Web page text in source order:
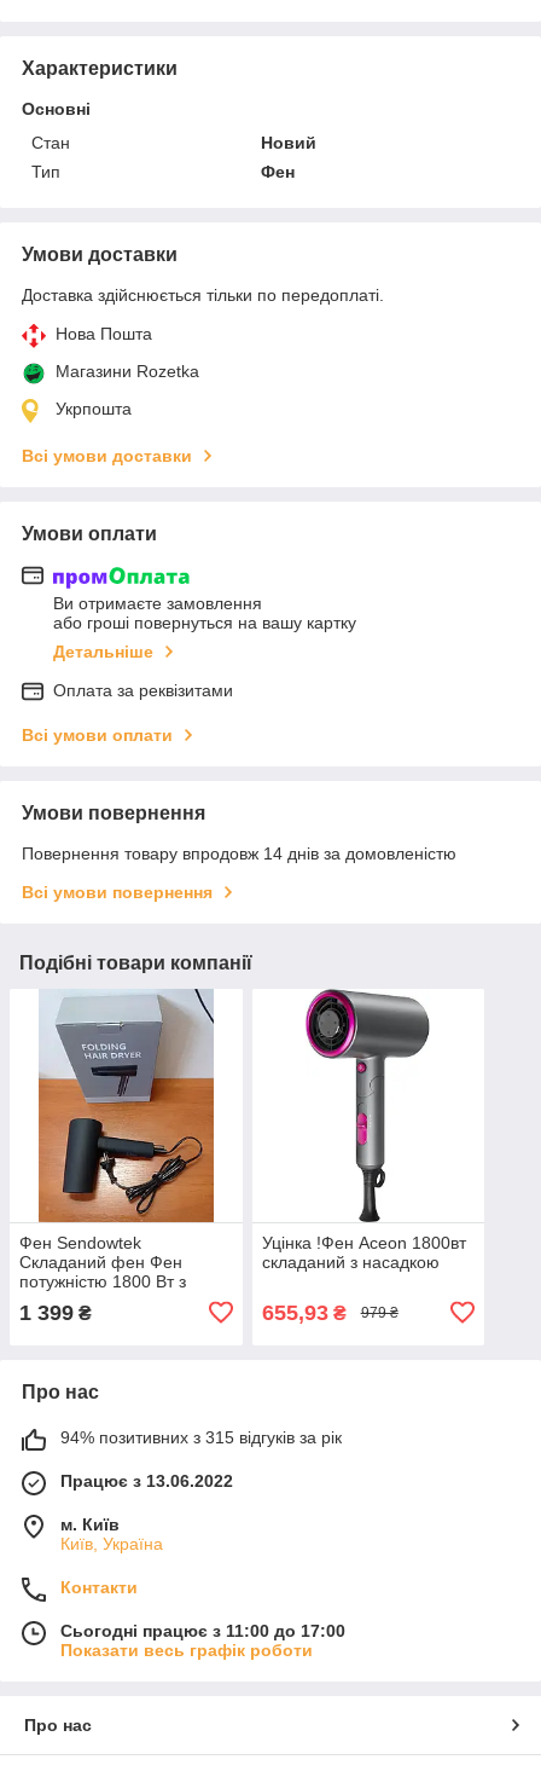
Характеристики
Основні
Стан
Новий
Тип
Фен
Умови доставки
Доставка здійснюється тільки по передоплаті.
Нова Пошта
Магазини Rozetka
Укрпошта
Всі умови доставки
Умови оплати
Ви отримаєте замовлення
або гроші повернуться на вашу картку
Детальніше
Оплата за реквізитами
Всі умови оплати
Умови повернення
Повернення товару впродовж 14 днів за домовленістю
Всі умови повернення
Подібні товари компанії
Фен Sendowtek
Складаний фен Фен
потужністю 1800 Вт з
1 399 ₴
Уцінка !Фен Aceon 1800вт
складаний з насадкою
655,93₴ 979 ₴
Про нас
94% позитивних з 315 відгуків за рік
Працює з 13.06.2022
м. Київ
Київ, Україна
Контакти
Сьогодні працює з 11:00 до 17:00
Показати весь графік роботи
Про нас